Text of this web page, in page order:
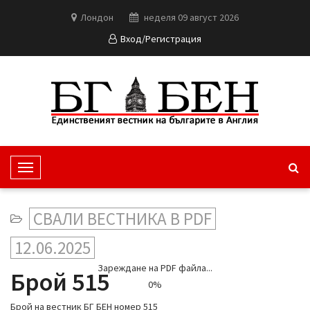
Лондон
неделя 09 август 2026
Вход/Регистрация
T
o
l
e
v
СВАЛИ ВЕСТНИКА В PDF
12.06.2025
Брой 515
Брой на вестник БГ БЕН номер 515
Зареждане на PDF файла...
0%